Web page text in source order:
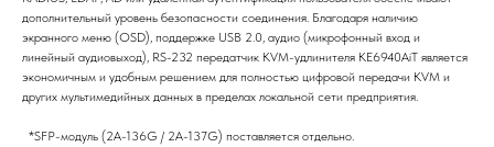
дополнительный уровень безопасности соединения. Благодаря наличию
экранного меню (OSD), поддержке USB 2.0, аудио (микрофонный вход и
линейный аудиовыход), RS-232 передатчик KVM-удлинителя KE6940AiT является
экономичным и удобным решением для полностью цифровой передачи KVM и
других мультимедийных данных в пределах локальной сети предприятия.
*SFP-модуль (2A-136G / 2A-137G) поставляется отдельно.